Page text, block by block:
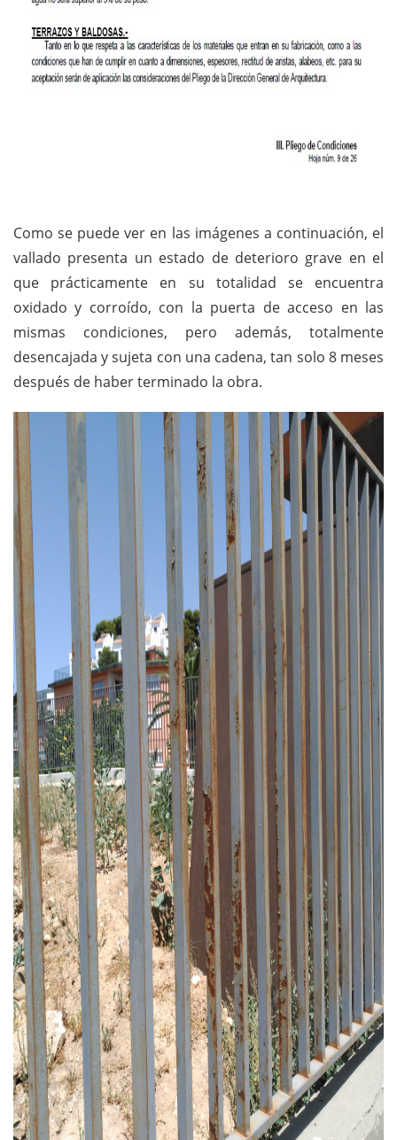
Como se puede ver en las imágenes a continuación, el
vallado presenta un estado de deterioro grave en el
que prácticamente en su totalidad se encuentra
oxidado y corroído, con la puerta de acceso en las
mismas condiciones, pero además, totalmente
desencajada y sujeta con una cadena, tan solo 8 meses
después de haber terminado la obra.